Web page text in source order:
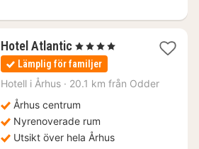
Hotel Atlantic1
natt
från
1318
, 4 Stjärnor
Lämplig för familjer
Hotell i Århus · 20.1 km från Odder
Århus centrum
Nyrenoverade rum
Utsikt över hela Århus